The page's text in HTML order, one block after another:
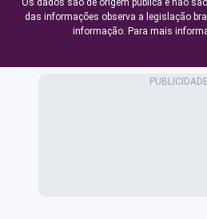
Os dados são de origem pública e não
das informações observa a legislação
informação. Para mais